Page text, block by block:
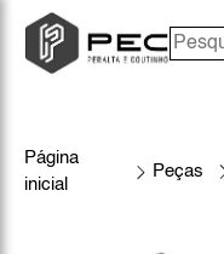
Página
inicial
Peças